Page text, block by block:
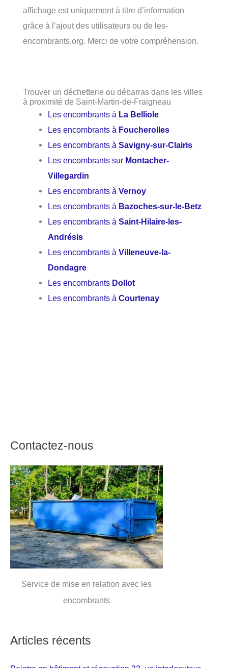
affichage est uniquement à titre d’information
grâce à l’ajout des utilisateurs ou de les-
encombrants.org. Merci de votre compréhension.
Trouver un déchetterie ou débarras dans les villes
à proximité de Saint-Martin-de-Fraigneau
Les encombrants à La Belliole
Les encombrants à Foucherolles
Les encombrants àSavigny-sur-Clairis
Les encombrants sur Montacher-
Villegardin
Les encombrants àVernoy
Les encombrants à Bazoches-sur-le-Betz
Les encombrants àSaint-Hilaire-les-
Andrésis
Les encombrants àVilleneuve-la-
Dondagre
Les encombrants Dollot
Les encombrants àCourtenay
Contactez-nous
Service de mise en relation avec les
encombrants
Articles récents